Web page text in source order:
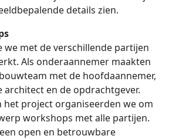
details zien.
we met de verschillende partijen
Als onderaannemer maakten
met de hoofdaannemer,
architect en de opdrachtgever.
het project organiseerden we om
workshops met alle partijen.
open en betrouwbare